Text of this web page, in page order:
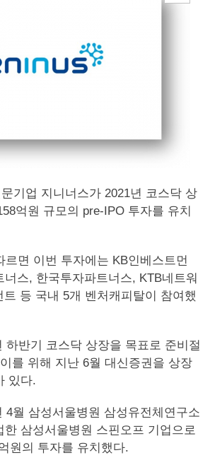
기업 지니너스가 2021년 코스닥 상
억원 규모의 pre-IPO 투자를 유치
르면 이번 투자에는 KB인베스트먼
스, 한국투자파트너스, KTB네트워
등 국내 5개 벤처캐피탈이 참여했
하반기 코스닥 상장을 목표로 준비절
를 위해 지난 6월 대신증권을 상장
있다.
4월 삼성서울병원 삼성유전체연구소
한 삼성서울병원 스핀오프 기업으로
원의 투자를 유치했다.